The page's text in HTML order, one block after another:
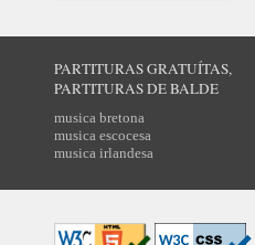
PARTITURAS GRATUÍTAS,
PARTITURAS DE BALDE
musica bretona
musica escocesa
musica irlandesa